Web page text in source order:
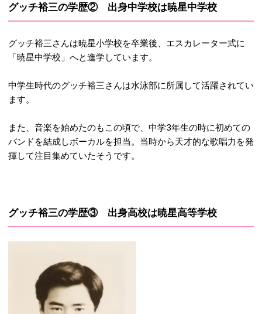
グッチ裕三の学歴② 出身中学校は暁星中学校
グッチ裕三さんは暁星小学校を卒業後、エスカレーター式に
「暁星中学校」へと進学しています。
中学生時代のグッチ裕三さんは水泳部に所属して活躍されてい
ます。
また、音楽を始めたのもこの頃で、中学3年生の時に初めての
バンドを結成しボーカルを担当。当時から天才的な歌唱力を発
揮して注目集めていたそうです。
グッチ裕三の学歴③ 出身高校は暁星高等学校